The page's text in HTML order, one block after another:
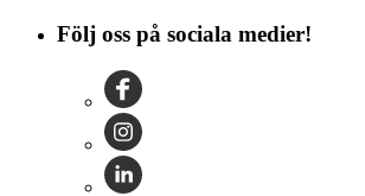
Följ oss på sociala medier!